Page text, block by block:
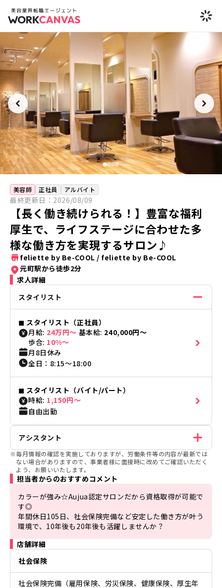
美容師 正社員 アルバイト
最終更新日： 2026/08/09
【長く働き続けられる！】豊富な福利
厚生で、ライフステージに合わせた多
様な働き方を実現するサロン♪
feliette by Be-COOL / feliette by Be-COOL
元町駅から徒歩2分
求人詳細
スタイリスト
◼︎ スタイリスト（正社員）
月給: 24万円〜 基本給: 240,000円〜
歩合: 10%〜
月8日休み
全日 ： 8:15〜18:00
◼︎ スタイリスト（バイト/パート）
時給: 1,150円〜
自由出勤
アシスタント
※毎月情報の確認を実施しておりますが、労働条件等の内容が最新では
ない場合がありますので、事業者様に面接時に改めてご確認いただく
よう、お願いいたします。
担当者からのおすすめコメント
カラーが強み☆Aujua認定サロンだから資格取得が可能で
す◎
年間休日105日、社会保険完備など安定した働き方が叶う
環境で、10年後も20年後も活躍しませんか？
店舗詳細
社会保険
社会保険完備（雇用保険、労災保険、健康保険、厚生年